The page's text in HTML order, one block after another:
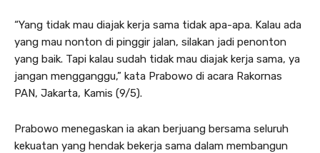
“Yang tidak mau diajak kerja sama tidak apa-apa. Kalau ada
yang mau nonton di pinggir jalan, silakan jadi penonton
yang baik. Tapi kalau sudah tidak mau diajak kerja sama, ya
jangan mengganggu,” kata Prabowo di acara Rakornas
PAN, Jakarta, Kamis (9/5).
Prabowo menegaskan ia akan berjuang bersama seluruh
kekuatan yang hendak bekerja sama dalam membangun